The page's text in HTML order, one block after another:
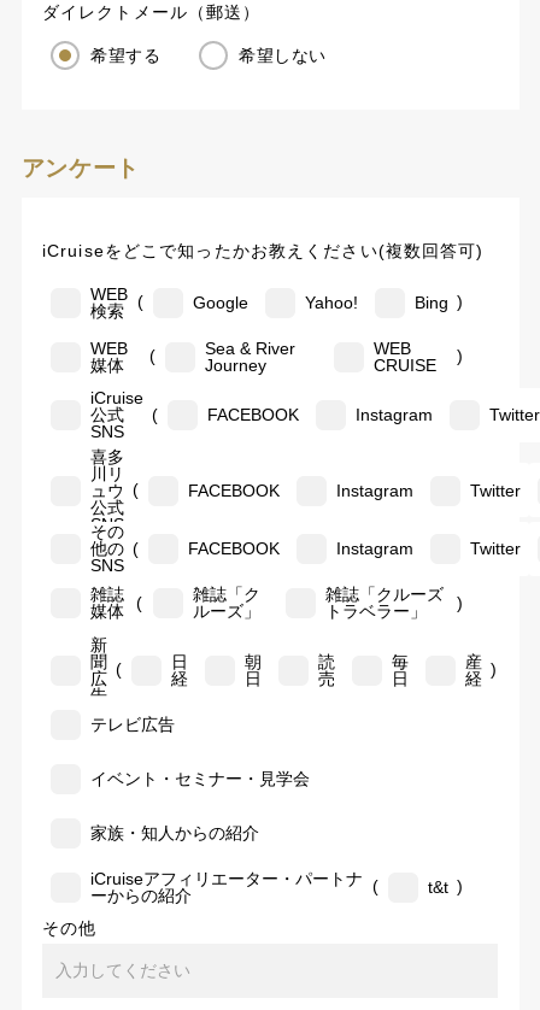
ダイレクトメール（郵送）
希望する 希望しない
アンケート
iCruiseをどこで知ったかお教えください(複数回答可)
WEB
検索
( Google Yahoo! Bing )
WEB
媒体
(
Sea & River
Journey
WEB
CRUISE
)
iCruise
公式
SNS
( FACEBOOK Instagram Twitter
喜多
川リ
ュウ
公式
SNS
( FACEBOOK Instagram Twitter
その
他の
SNS
( FACEBOOK Instagram Twitter
雑誌
媒体
(
雑誌「ク
ルーズ」
雑誌「クルーズ
トラベラー」
)
新
聞
広
告
(
日
経
朝
日
読
売
毎
日
産
経 )
テレビ広告
イベント・セミナー・見学会
家族・知人からの紹介
iCruiseアフィリエーター・パートナ
ーからの紹介
( t&t )
その他